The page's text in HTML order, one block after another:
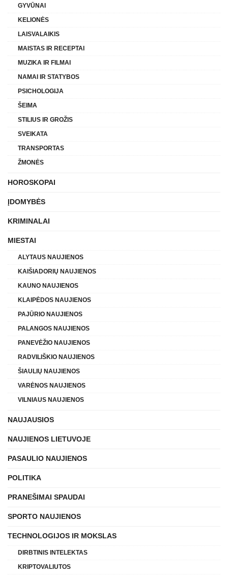
GYVŪNAI
KELIONĖS
LAISVALAIKIS
MAISTAS IR RECEPTAI
MUZIKA IR FILMAI
NAMAI IR STATYBOS
PSICHOLOGIJA
ŠEIMA
STILIUS IR GROŽIS
SVEIKATA
TRANSPORTAS
ŽMONĖS
HOROSKOPAI
ĮDOMYBĖS
KRIMINALAI
MIESTAI
ALYTAUS NAUJIENOS
KAIŠIADORIŲ NAUJIENOS
KAUNO NAUJIENOS
KLAIPĖDOS NAUJIENOS
PAJŪRIO NAUJIENOS
PALANGOS NAUJIENOS
PANEVĖŽIO NAUJIENOS
RADVILIŠKIO NAUJIENOS
ŠIAULIŲ NAUJIENOS
VARĖNOS NAUJIENOS
VILNIAUS NAUJIENOS
NAUJAUSIOS
NAUJIENOS LIETUVOJE
PASAULIO NAUJIENOS
POLITIKA
PRANEŠIMAI SPAUDAI
SPORTO NAUJIENOS
TECHNOLOGIJOS IR MOKSLAS
DIRBTINIS INTELEKTAS
KRIPTOVALIUTOS